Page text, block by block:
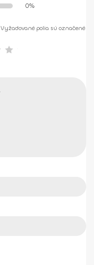
0%
Vyžadované polia sú označené